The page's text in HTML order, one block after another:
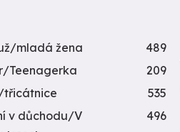
mladá žena
489
Teenagerka
209
třicátnice
535
v důchodu/V
496